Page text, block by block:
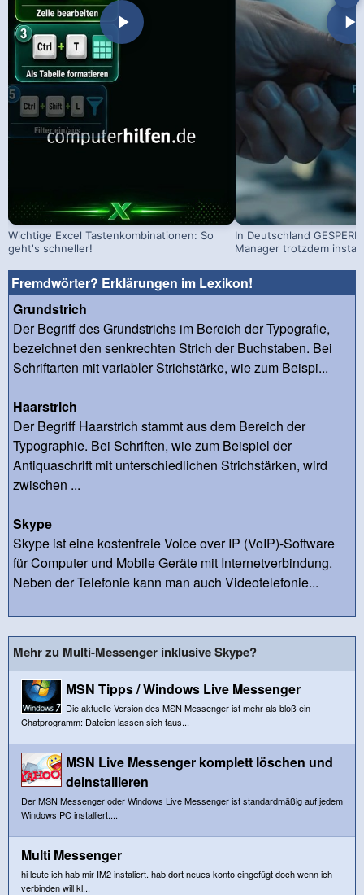
Wichtige Excel Tastenkombinationen: So
geht's schneller!
In Deutschland
Manager trotzdem
Fremdwörter? Erklärungen im Lexikon!
Grundstrich
Der Begriff des Grundstrichs im Bereich der Typografie,
bezeichnet den senkrechten Strich der Buchstaben. Bei
Schriftarten mit variabler Strichstärke, wie zum Beispi...
Haarstrich
Der Begriff Haarstrich stammt aus dem Bereich der
Typographie. Bei Schriften, wie zum Beispiel der
Antiquaschrift mit unterschiedlichen Strichstärken, wird
zwischen ...
Skype
Skype ist eine kostenfreie Voice over IP (VoIP)-Software
für Computer und Mobile Geräte mit Internetverbindung.
Neben der Telefonie kann man auch Videotelefonie...
Mehr zu Multi-Messenger inklusive Skype?
MSN Tipps / Windows Live Messenger
Die aktuelle Version des MSN Messenger ist mehr als bloß ein
Chatprogramm: Dateien lassen sich taus...
MSN Live Messenger komplett löschen und
deinstallieren
Der MSN Messenger oder Windows Live Messenger ist standardmäßig auf jedem
Windows PC installiert....
Multi Messenger
hi leute ich hab mir IM2 instaliert. hab dort neues konto eingefügt doch wenn ich
verbinden will kl...